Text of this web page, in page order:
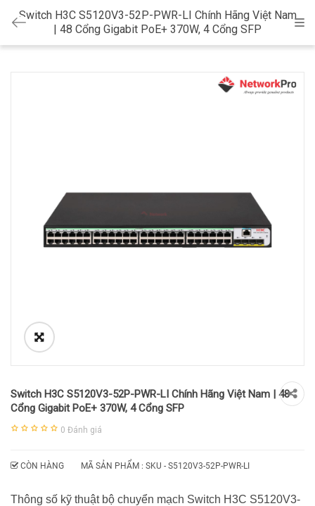
Switch H3C S5120V3-52P-PWR-LI Chính Hãng Việt Nam
| 48 Cổng Gigabit PoE+ 370W, 4 Cổng SFP
Switch H3C S5120V3-52P-PWR-LI Chính Hãng Việt Nam | 48
Cổng Gigabit PoE+ 370W, 4 Cổng SFP
0 Đánh giá
CÒN HÀNG MÃ SẢN PHẨM : SKU - S5120V3-52P-PWR-LI
Thông số kỹ thuật bộ chuyển mạch Switch H3C S5120V3-